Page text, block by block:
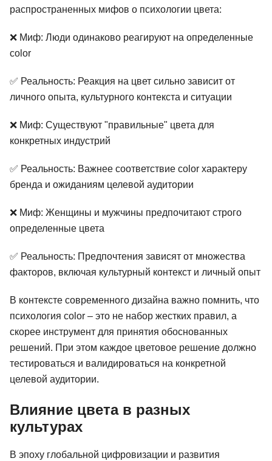
распространенных мифов о психологии цвета:
❌ Миф: Люди одинаково реагируют на определенные
color
✅ Реальность: Реакция на цвет сильно зависит от
личного опыта, культурного контекста и ситуации
❌ Миф: Существуют "правильные" цвета для
конкретных индустрий
✅ Реальность: Важнее соответствие color характеру
бренда и ожиданиям целевой аудитории
❌ Миф: Женщины и мужчины предпочитают строго
определенные цвета
✅ Реальность: Предпочтения зависят от множества
факторов, включая культурный контекст и личный опыт
В контексте современного дизайна важно помнить, что
психология color – это не набор жестких правил, а
скорее инструмент для принятия обоснованных
решений. При этом каждое цветовое решение должно
тестироваться и валидироваться на конкретной
целевой аудитории.
Влияние цвета в разных
культурах
В эпоху глобальной цифровизации и развития